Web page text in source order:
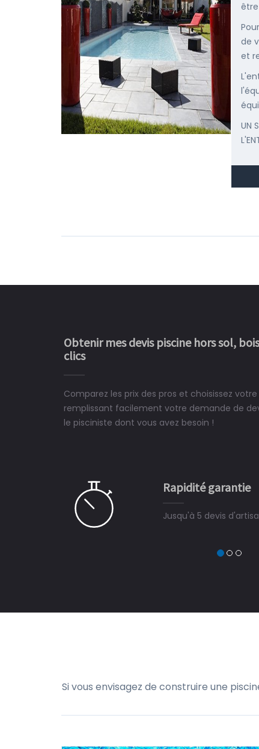
de
et
UN
Obtenir mes devis piscine hors sol,
clics
Comparez les prix des pros et choisissez
remplissant facilement votre demande de
le pisciniste dont vous avez besoin !
Rapidité garantie
Jusqu'à 5 devis
ne peut plus s'en passer.
Le rêve devient
construit chez moi.
Si vous envisagez de construire une